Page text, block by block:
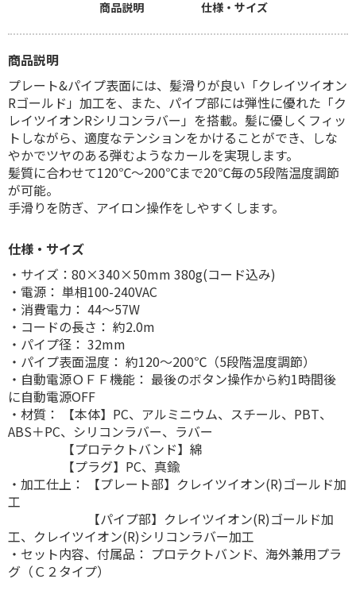
商品説明 仕様・サイズ
商品説明
プレート&パイプ表面には、髪滑りが良い「クレイツイオン
Rゴールド」加工を、また、パイプ部には弾性に優れた「ク
レイツイオンRシリコンラバー」を搭載。髪に優しくフィッ
トしながら、適度なテンションをかけることができ、しな
やかでツヤのある弾むようなカールを実現します。
髪質に合わせて120℃〜200℃まで20℃毎の5段階温度調節
が可能。
手滑りを防ぎ、アイロン操作をしやすくします。
仕様・サイズ
・サイズ：80×340×50mm 380g(コード込み)
・電源： 単相100-240VAC
・消費電力： 44〜57W
・コードの長さ： 約2.0m
・パイプ径： 32mm
・パイプ表面温度： 約120〜200℃（5段階温度調節）
・自動電源ＯＦＦ機能： 最後のボタン操作から約1時間後
に自動電源OFF
・材質： 【本体】PC、アルミニウム、スチール、PBT、
ABS＋PC、シリコンラバー、ラバー
【プロテクトバンド】綿
【プラグ】PC、真鍮
・加工仕上： 【プレート部】クレイツイオン(R)ゴールド加
工
【パイプ部】クレイツイオン(R)ゴールド加
工、クレイツイオン(R)シリコンラバー加工
・セット内容、付属品： プロテクトバンド、海外兼用プラ
グ（Ｃ２タイプ）